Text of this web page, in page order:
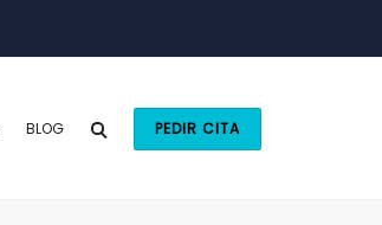
BLOG PEDIR CITA